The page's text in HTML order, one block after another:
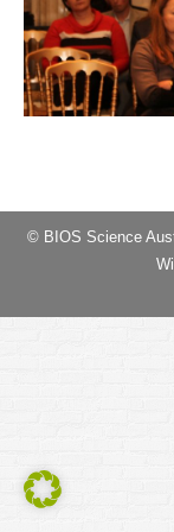
© BIOS Science